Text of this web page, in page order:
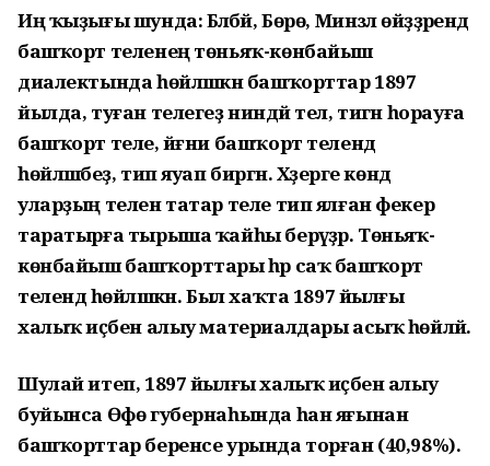
Иң ҡыҙығы шунда: Бәләбәй, Бөрө, Минзәлә өйәҙҙәрендә
башҡорт теленең төньяҡ-көнбайыш
диалектында һөйләшкән башҡорттар 1897
йылда, туған телегеҙ ниндәй тел, тигән һорауға
башҡорт теле, йәғни башҡорт телендә
һөйләшәбеҙ, тип яуап биргән. Хәҙерге көндә
уларҙың телен татар теле тип ялған фекер
таратырға тырыша ҡайһы берәүҙәр. Төньяҡ-
көнбайыш башҡорттары һәр саҡ башҡорт
телендә һөйләшкән. Был хаҡта 1897 йылғы
халыҡ иҫәбен алыу материалдары асыҡ һөйләй.
Шулай итеп, 1897 йылғы халыҡ иҫәбен алыу
буйынса Өфө губернаһында һан яғынан
башҡорттар беренсе урында торған (40,98%).